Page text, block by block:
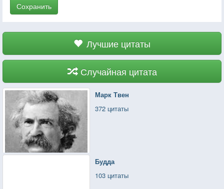
Сохранить
Лучшие цитаты
Случайная цитата
Марк Твен
372 цитаты
Будда
103 цитаты